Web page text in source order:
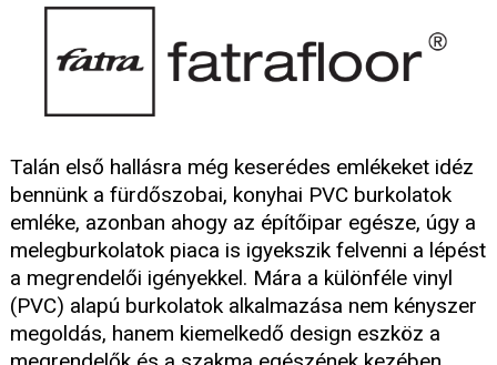
Talán első hallásra még keserédes emlékeket idéz
bennünk a fürdőszobai, konyhai PVC burkolatok
emléke, azonban ahogy az építőipar egésze, úgy a
melegburkolatok piaca is igyekszik felvenni a lépést
a megrendelői igényekkel. Mára a különféle vinyl
(PVC) alapú burkolatok alkalmazása nem kényszer
megoldás, hanem kiemelkedő design eszköz a